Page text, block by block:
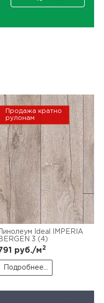
Продажа кратно
рулонам
Ideal IMPERIA
BERGEN 3 (4)
руб./м2
Подробнее...